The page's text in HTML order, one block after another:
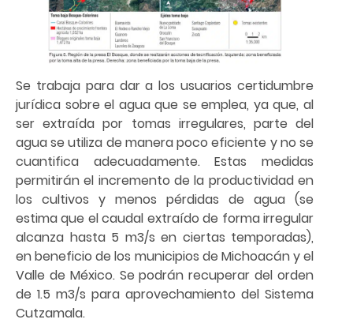
Se trabaja para dar a los usuarios certidumbre
jurídica sobre el agua que se emplea, ya que, al
ser extraída por tomas irregulares, parte del
agua se utiliza de manera poco eficiente y no se
cuantifica adecuadamente. Estas medidas
permitirán el incremento de la productividad en
los cultivos y menos pérdidas de agua (se
estima que el caudal extraído de forma irregular
alcanza hasta 5 m3/s en ciertas temporadas),
en beneficio de los municipios de Michoacán y el
Valle de México. Se podrán recuperar del orden
de 1.5 m3/s para aprovechamiento del Sistema
Cutzamala.